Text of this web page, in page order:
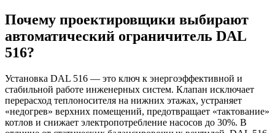
Почему проектировщики выбирают
автоматический ограничитель DAL
516?
Установка DAL 516 — это ключ к энергоэффективной и
стабильной работе инженерных систем. Клапан исключает
перерасход теплоносителя на нижних этажах, устраняет
«недогрев» верхних помещений, предотвращает «тактование»
котлов и снижает электропотребление насосов до 30%. В